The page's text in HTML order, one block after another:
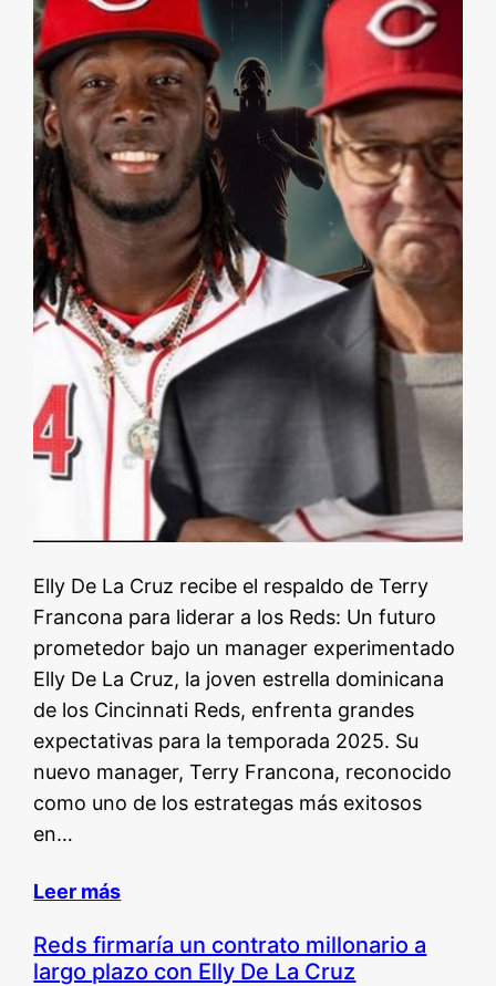
Elly De La Cruz recibe el respaldo de Terry
Francona para liderar a los Reds: Un futuro
prometedor bajo un manager experimentado
Elly De La Cruz, la joven estrella dominicana
de los Cincinnati Reds, enfrenta grandes
expectativas para la temporada 2025. Su
nuevo manager, Terry Francona, reconocido
como uno de los estrategas más exitosos
en…
Leer más
Reds firmaría un contrato millonario a
largo plazo con Elly De La Cruz